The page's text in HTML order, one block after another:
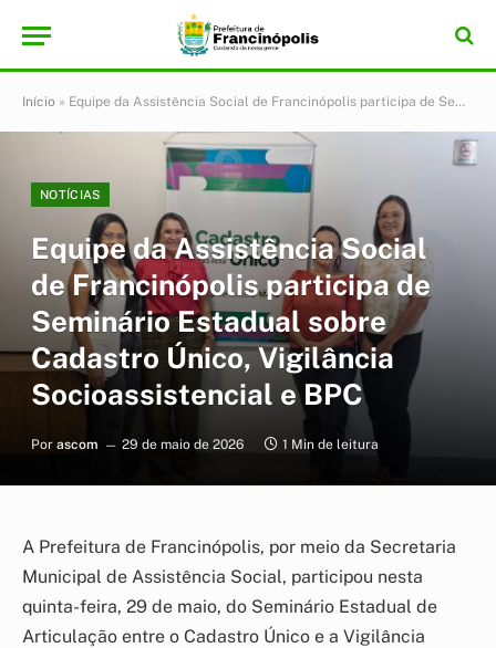
Início » Equipe da Assistência Social de Francinópolis participa de Seminário Estadual sobre Cadastro Único, Vigilância Socioassistencial e BPC
NOTÍCIAS
Equipe da Assistência Social
de Francinópolis participa de
Seminário Estadual sobre
Cadastro Único, Vigilância
Socioassistencial e BPC
Por ascom 29 de maio de 2026 1 Min de leitura
A Prefeitura de Francinópolis, por meio da Secretaria
Municipal de Assistência Social, participou nesta
quinta-feira, 29 de maio, do Seminário Estadual de
Articulação entre o Cadastro Único e a Vigilância